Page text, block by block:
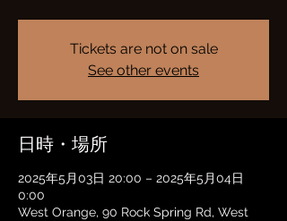
Tickets are not on sale
See other events
日時・場所
2025年5月03日 20:00 – 2025年5月04日
0:00
West Orange, 90 Rock Spring Rd, West